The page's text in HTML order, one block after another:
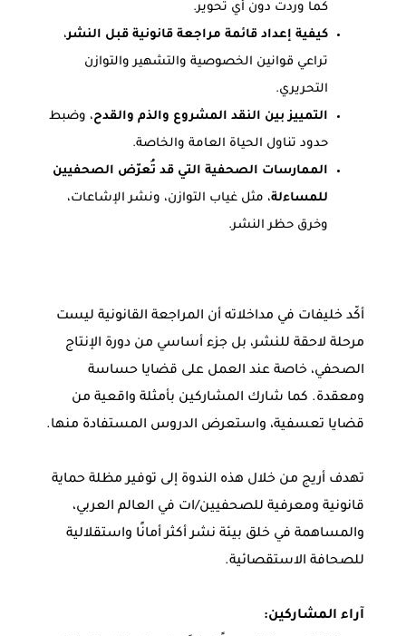
كما وردت دون أي تحوير.
كيفية إعداد قائمة مراجعة قانونية قبل النشر،
تراعي قوانين الخصوصية والتشهير والتوازن
التحريري.
التمييز بين النقد المشروع والذم والقدح، وضبط
حدود تناول الحياة العامة والخاصة.
الممارسات الصحفية التي قد تُعرّض الصحفيين
للمساءلة، مثل غياب التوازن، ونشر الإشاعات،
وخرق حظر النشر.
أكّد خليفات في مداخلاته أن المراجعة القانونية ليست
مرحلة لاحقة للنشر، بل جزء أساسي من دورة الإنتاج
الصحفي، خاصة عند العمل على قضايا حساسة
ومعقدة. كما شارك المشاركين بأمثلة واقعية من
قضايا تعسفية، واستعرض الدروس المستفادة منها.
تهدف أريج من خلال هذه الندوة إلى توفير مظلة حماية
قانونية ومعرفية للصحفيين/ات في العالم العربي،
والمساهمة في خلق بيئة نشر أكثر أمانًا واستقلالية
للصحافة الاستقصائية.
آراء المشاركين: